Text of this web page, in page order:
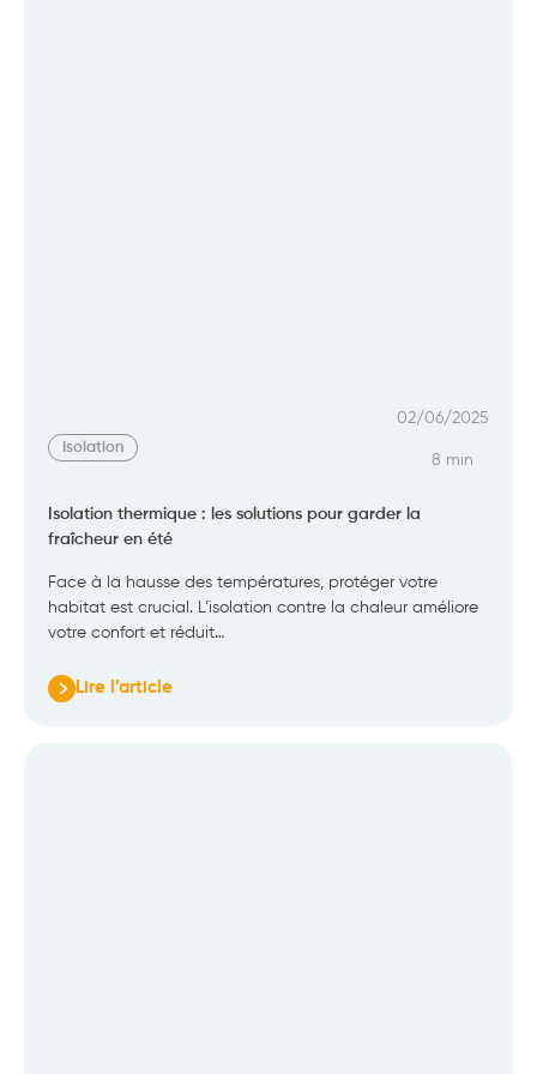
Isolation
02/06/2025
8 min
Isolation thermique : les solutions pour garder la
fraîcheur en été
Face à la hausse des températures, protéger votre
habitat est crucial. L’isolation contre la chaleur améliore
votre confort et réduit…
Lire l’article
: